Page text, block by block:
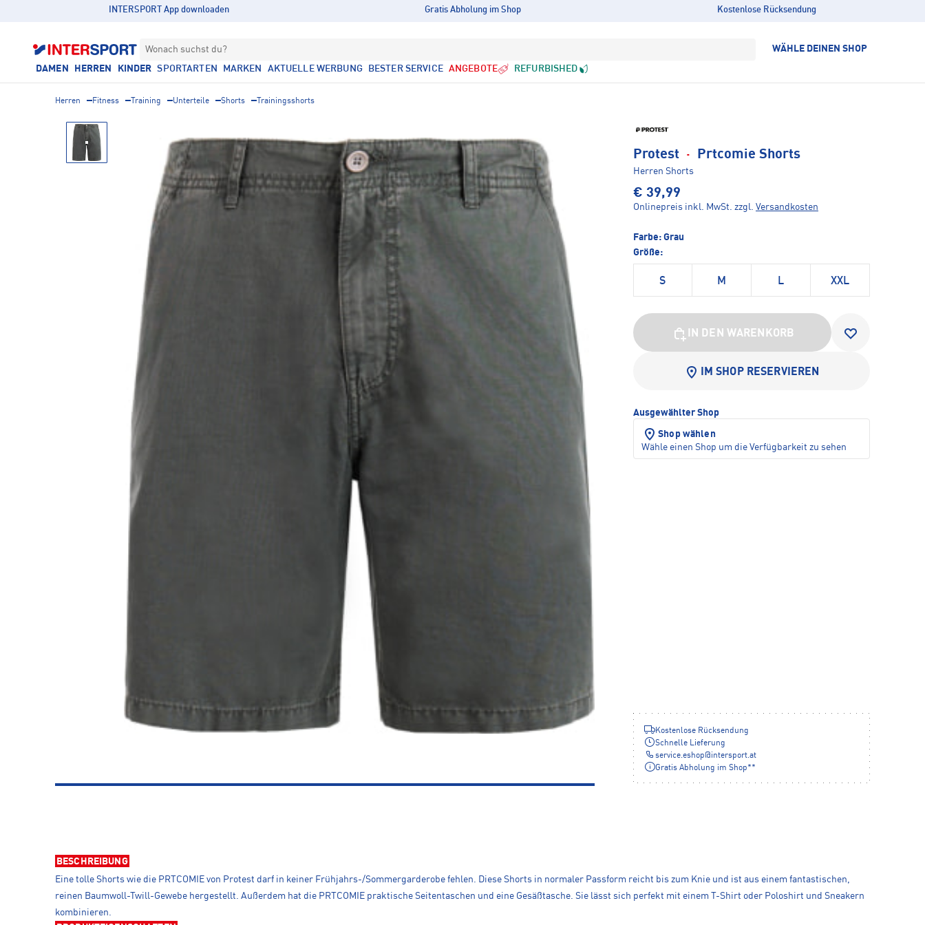
INTERSPORT App downloaden Gratis Abholung im Shop Kostenlose Rücksendung
Wonach suchst du? WÄHLE DEINEN SHOP
DAMEN HERREN KINDER SPORTARTEN MARKEN AKTUELLE WERBUNG BESTER SERVICE ANGEBOTE REFURBISHED
Herren Fitness Training Unterteile Shorts Trainingsshorts
Protest · Prtcomie Shorts
Herren Shorts
€ 39,99
Onlinepreis inkl. MwSt. zzgl. Versandkosten
Farbe: Grau
Größe:
S M L XXL
IN DEN WARENKORB
IM SHOP RESERVIEREN
Ausgewählter Shop
Shop wählen
Wähle einen Shop um die Verfügbarkeit zu sehen
Kostenlose Rücksendung
Schnelle Lieferung
service.eshop@intersport.at
Gratis Abholung im Shop**
BESCHREIBUNG
Eine tolle Shorts wie die PRTCOMIE von Protest darf in keiner Frühjahrs-/Sommergarderobe fehlen. Diese Shorts in normaler Passform reicht bis zum Knie und ist aus einem fantastischen,
reinen Baumwoll-Twill-Gewebe hergestellt. Außerdem hat die PRTCOMIE praktische Seitentaschen und eine Gesäßtasche. Sie lässt sich perfekt mit einem T-Shirt oder Poloshirt und Sneakern
kombinieren.